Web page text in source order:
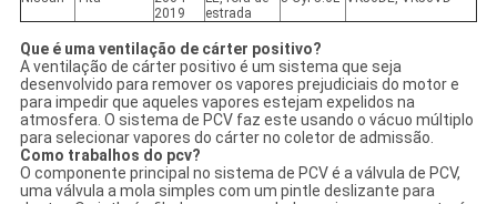
2019
estrada
Que é uma ventilação de cárter positivo?
A ventilação de cárter positivo é um sistema que seja
desenvolvido para remover os vapores prejudiciais do motor e
para impedir que aqueles vapores estejam expelidos na
atmosfera. O sistema de PCV faz este usando o vácuo múltiplo
para selecionar vapores do cárter no coletor de admissão.
Como trabalhos do pcv?
O componente principal no sistema de PCV é a válvula de PCV,
uma válvula a mola simples com um pintle deslizante para